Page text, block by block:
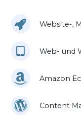
Website-,
Web- und
Amazon
Content